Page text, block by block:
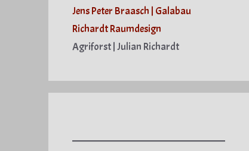
Jens Peter Braasch | Galabau
Richardt Raumdesign
Agriforst | Julian Richardt